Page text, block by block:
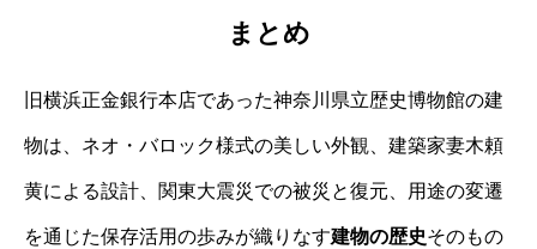
まとめ
旧横浜正金銀行本店であった神奈川県立歴史博物館の建
物は、ネオ・バロック様式の美しい外観、建築家妻木頼
黄による設計、関東大震災での被災と復元、用途の変遷
を通じた保存活用の歩みが織りなす建物の歴史そのもの